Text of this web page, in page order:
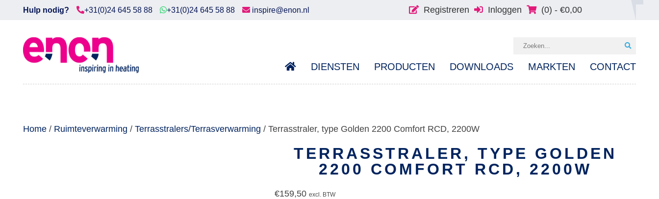
Home
Downloads
Hulp nodig? +31(0)24 645 58 88 +31(0)24 645 58 88 inspire@enon.nl Registreren Inloggen (0) - €0,00
DIENSTEN PRODUCTEN DOWNLOADS MARKTEN CONTACT
Home / Ruimteverwarming / Terrasstralers/Terrasverwarming / Terrasstraler, type Golden 2200 Comfort RCD, 2200W
TERRASSTRALER, TYPE GOLDEN
2200 COMFORT RCD, 2200W
€159,50 excl. BTW